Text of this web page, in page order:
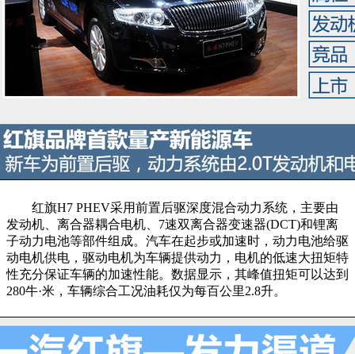
红旗H7 PHEV采用前置后驱深度混合动力系统，主要由
发动机、离合器耦合电机、7速双离合器变速器(DCT)和锂离
子动力电池等部件组成。汽车在起步或加速时，动力电池给驱
动电机供电，驱动电机为车辆提供动力，电机的低速大扭矩特
性充分保证车辆的加速性能。数据显示，其峰值扭矩可以达到
280牛·米，车辆综合工况油耗仅为每百公里2.8升。